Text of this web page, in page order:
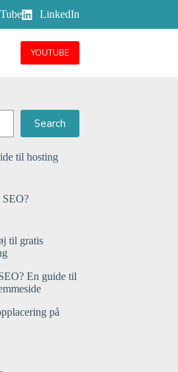
LinkedIn
YOUTUBE
Search
til hosting
SEO?
til gratis
En guide til
på